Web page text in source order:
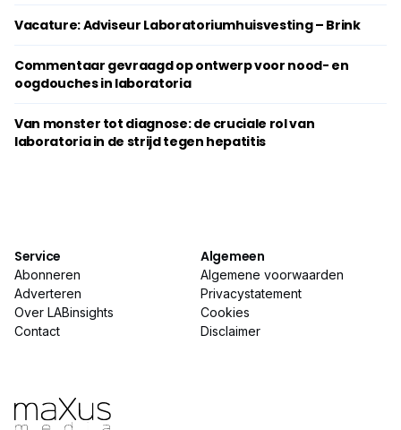
Vacature: Adviseur Laboratoriumhuisvesting – Brink
Commentaar gevraagd op ontwerp voor nood- en
oogdouches in laboratoria
Van monster tot diagnose: de cruciale rol van
laboratoria in de strijd tegen hepatitis
Service
Abonneren
Adverteren
Over LABinsights
Contact
Algemeen
Algemene voorwaarden
Privacystatement
Cookies
Disclaimer